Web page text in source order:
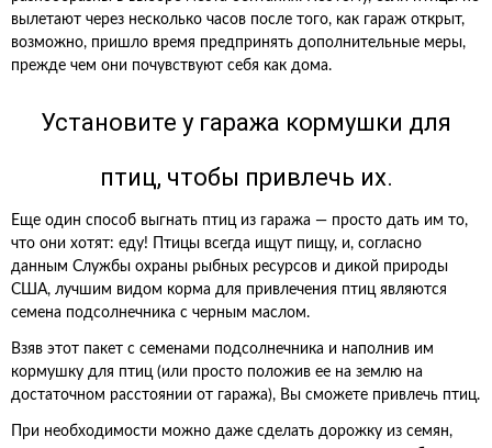
вылетают через несколько часов после того, как гараж открыт,
возможно, пришло время предпринять дополнительные меры,
прежде чем они почувствуют себя как дома.
Установите у гаража кормушки для
птиц, чтобы привлечь их.
Еще один способ выгнать птиц из гаража — просто дать им то,
что они хотят: еду! Птицы всегда ищут пищу, и, согласно
данным Службы охраны рыбных ресурсов и дикой природы
США, лучшим видом корма для привлечения птиц являются
семена подсолнечника с черным маслом.
Взяв этот пакет с семенами подсолнечника и наполнив им
кормушку для птиц (или просто положив ее на землю на
достаточном расстоянии от гаража), Вы сможете привлечь птиц.
При необходимости можно даже сделать дорожку из семян,